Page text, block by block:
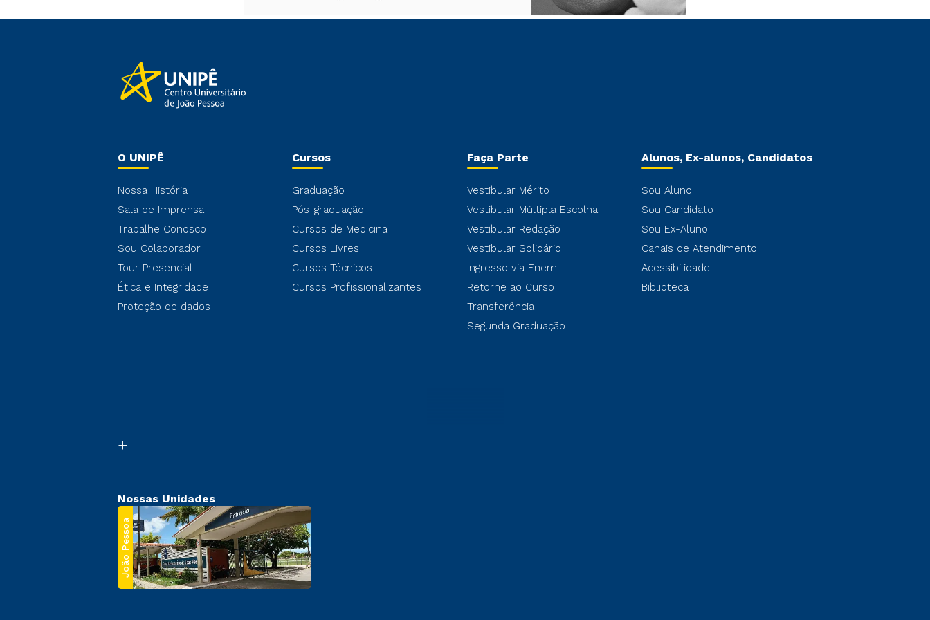
O UNIPÊ
Nossa História
Sala de Imprensa
Trabalhe Conosco
Sou Colaborador
Tour Presencial
Ética e Integridade
Proteção de dados
Cursos
Graduação
Pós-graduação
Cursos de Medicina
Cursos Livres
Cursos Técnicos
Cursos Profissionalizantes
Faça Parte
Vestibular Mérito
Vestibular Múltipla Escolha
Vestibular Redação
Vestibular Solidário
Ingresso via Enem
Retorne ao Curso
Transferência
Segunda Graduação
Alunos, Ex-alunos, Candidatos
Sou Aluno
Sou Candidato
Sou Ex-Aluno
Canais de Atendimento
Acessibilidade
Biblioteca
Nossas Unidades
João Pessoa